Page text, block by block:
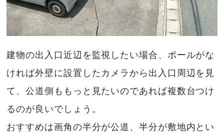
建物の出入口近辺を監視したい場合、ポールがな
ければ外壁に設置したカメラから出入口周辺を見
て、公道側ももっと見たいのであれば複数台つけ
るのが良いでしょう。
おすすめは画角の半分が公道、半分が敷地内とい